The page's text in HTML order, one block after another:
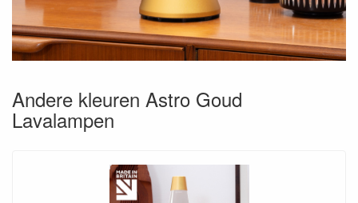
Andere kleuren Astro Goud
Lavalampen